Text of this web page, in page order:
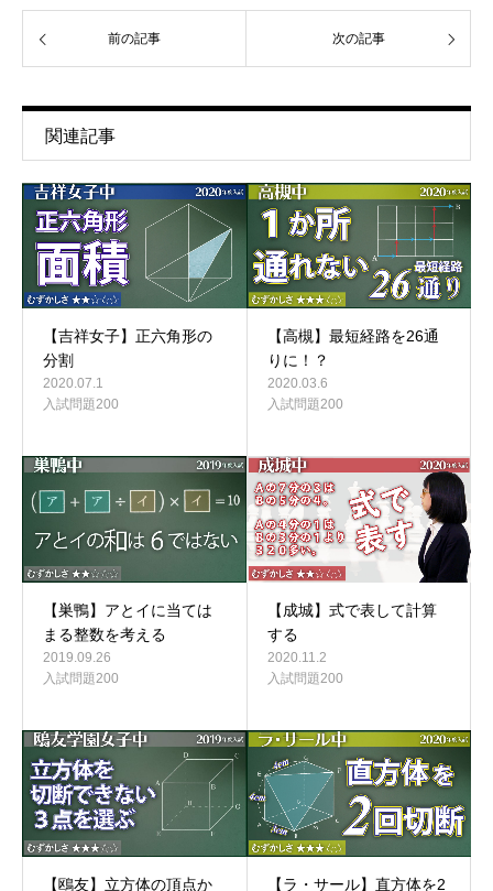
前の記事 次の記事
関連記事
【吉祥女子】正六角形の
分割
2020.07.1
入試問題200
【高槻】最短経路を26通
りに！？
2020.03.6
入試問題200
【巣鴨】アとイに当ては
まる整数を考える
2019.09.26
入試問題200
【成城】式で表して計算
する
2020.11.2
入試問題200
【鴎友】立方体の頂点か 【ラ・サール】直方体を2